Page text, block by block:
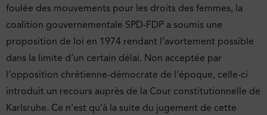
foulée des mouvements pour les droits des femmes, la
coalition gouvernementale SPD-FDP a soumis une
proposition de loi en 1974 rendant l’avortement possible
dans la limite d’un certain délai. Non acceptée par
l’opposition chrétienne-démocrate de l’époque, celle-ci
introduit un recours auprès de la Cour constitutionnelle de
Karlsruhe. Ce n’est qu’à la suite du jugement de cette